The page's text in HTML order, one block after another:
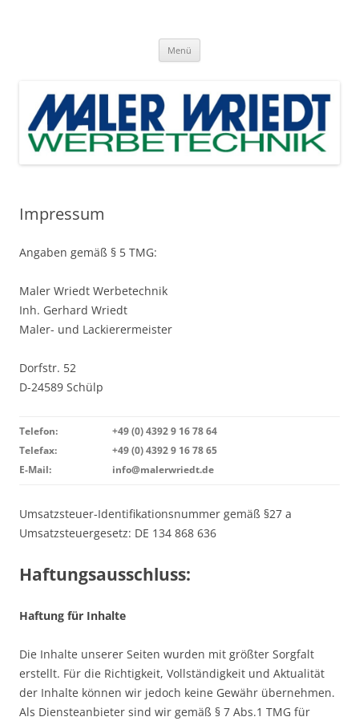
Menü
Impressum
Angaben gemäß § 5 TMG:
Maler Wriedt Werbetechnik
Inh. Gerhard Wriedt
Maler- und Lackierermeister
Dorfstr. 52
D-24589 Schülp
Telefon:
Telefax:
E-Mail:
+49 (0) 4392 9 16 78 64
+49 (0) 4392 9 16 78 65
info@malerwriedt.de
Umsatzsteuer-Identifikationsnummer gemäß §27 a
Umsatzsteuergesetz: DE 134 868 636
Haftungsausschluss:
Haftung für Inhalte
Die Inhalte unserer Seiten wurden mit größter Sorgfalt
erstellt. Für die Richtigkeit, Vollständigkeit und Aktualität
der Inhalte können wir jedoch keine Gewähr übernehmen.
Als Diensteanbieter sind wir gemäß § 7 Abs.1 TMG für